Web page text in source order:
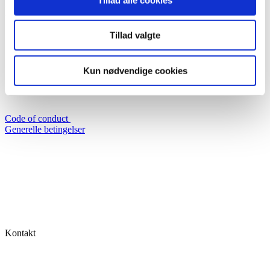
Tillad valgte
Kun nødvendige cookies
Læs mere om relaterede emner:
Code of conduct
Generelle betingelser
Kontakt